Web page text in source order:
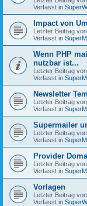
Verfasst in
Impact von
Letzter Beitrag von
Verfasst in
Wenn PHP
nutzbar ist...
Letzter Beitrag von
Verfasst in
Newsletter
Letzter Beitrag von
Verfasst in
Supermailer
Letzter Beitrag von
Verfasst in
Provider
Letzter Beitrag von
Verfasst in
Vorlagen
Letzter Beitrag von
Verfasst in